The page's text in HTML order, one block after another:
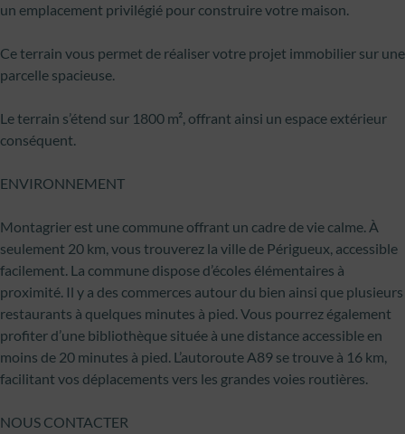
un emplacement privilégié pour construire votre maison.
Ce terrain vous permet de réaliser votre projet immobilier sur une
parcelle spacieuse.
Le terrain s’étend sur 1800 m², offrant ainsi un espace extérieur
conséquent.
ENVIRONNEMENT
Montagrier est une commune offrant un cadre de vie calme. À
seulement 20 km, vous trouverez la ville de Périgueux, accessible
facilement. La commune dispose d’écoles élémentaires à
proximité. Il y a des commerces autour du bien ainsi que plusieurs
restaurants à quelques minutes à pied. Vous pourrez également
profiter d’une bibliothèque située à une distance accessible en
moins de 20 minutes à pied. L’autoroute A89 se trouve à 16 km,
facilitant vos déplacements vers les grandes voies routières.
NOUS CONTACTER